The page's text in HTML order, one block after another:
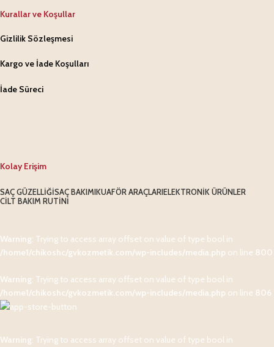
Kurallar ve Koşullar
Gizlilik Sözleşmesi
Kargo ve İade Koşulları
İade Süreci
Kolay Erişim
SAÇ GÜZELLIĞISAÇ BAKIMIKUAFÖR ARAÇLARIELEKTRONIK ÜRÜNLER
CILT BAKIM RUTINI
Warning: Trying to access array offset on value of type bool in
/home1/chikoshc/gvkozmetik.com/wp-includes/media.php on line 800
Warning: Trying to access array offset on value of type bool in
/home1/chikoshc/gvkozmetik.com/wp-includes/media.php on line 806
Warning: Trying to access array offset on value of type bool in